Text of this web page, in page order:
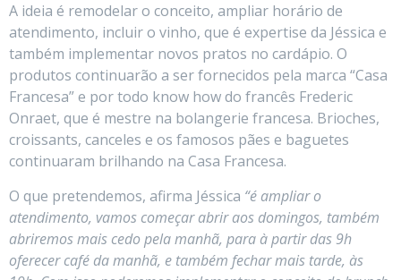
A ideia é remodelar o conceito, ampliar horário de
atendimento, incluir o vinho, que é expertise da Jéssica e
também implementar novos pratos no cardápio. O
produtos continuarão a ser fornecidos pela marca “Casa
Francesa” e por todo know how do francês Frederic
Onraet, que é mestre na bolangerie francesa. Brioches,
croissants, canceles e os famosos pães e baguetes
continuaram brilhando na Casa Francesa.
O que pretendemos, afirma Jéssica “é ampliar o
atendimento, vamos começar abrir aos domingos, também
abriremos mais cedo pela manhã, para à partir das 9h
oferecer café da manhã, e também fechar mais tarde, às